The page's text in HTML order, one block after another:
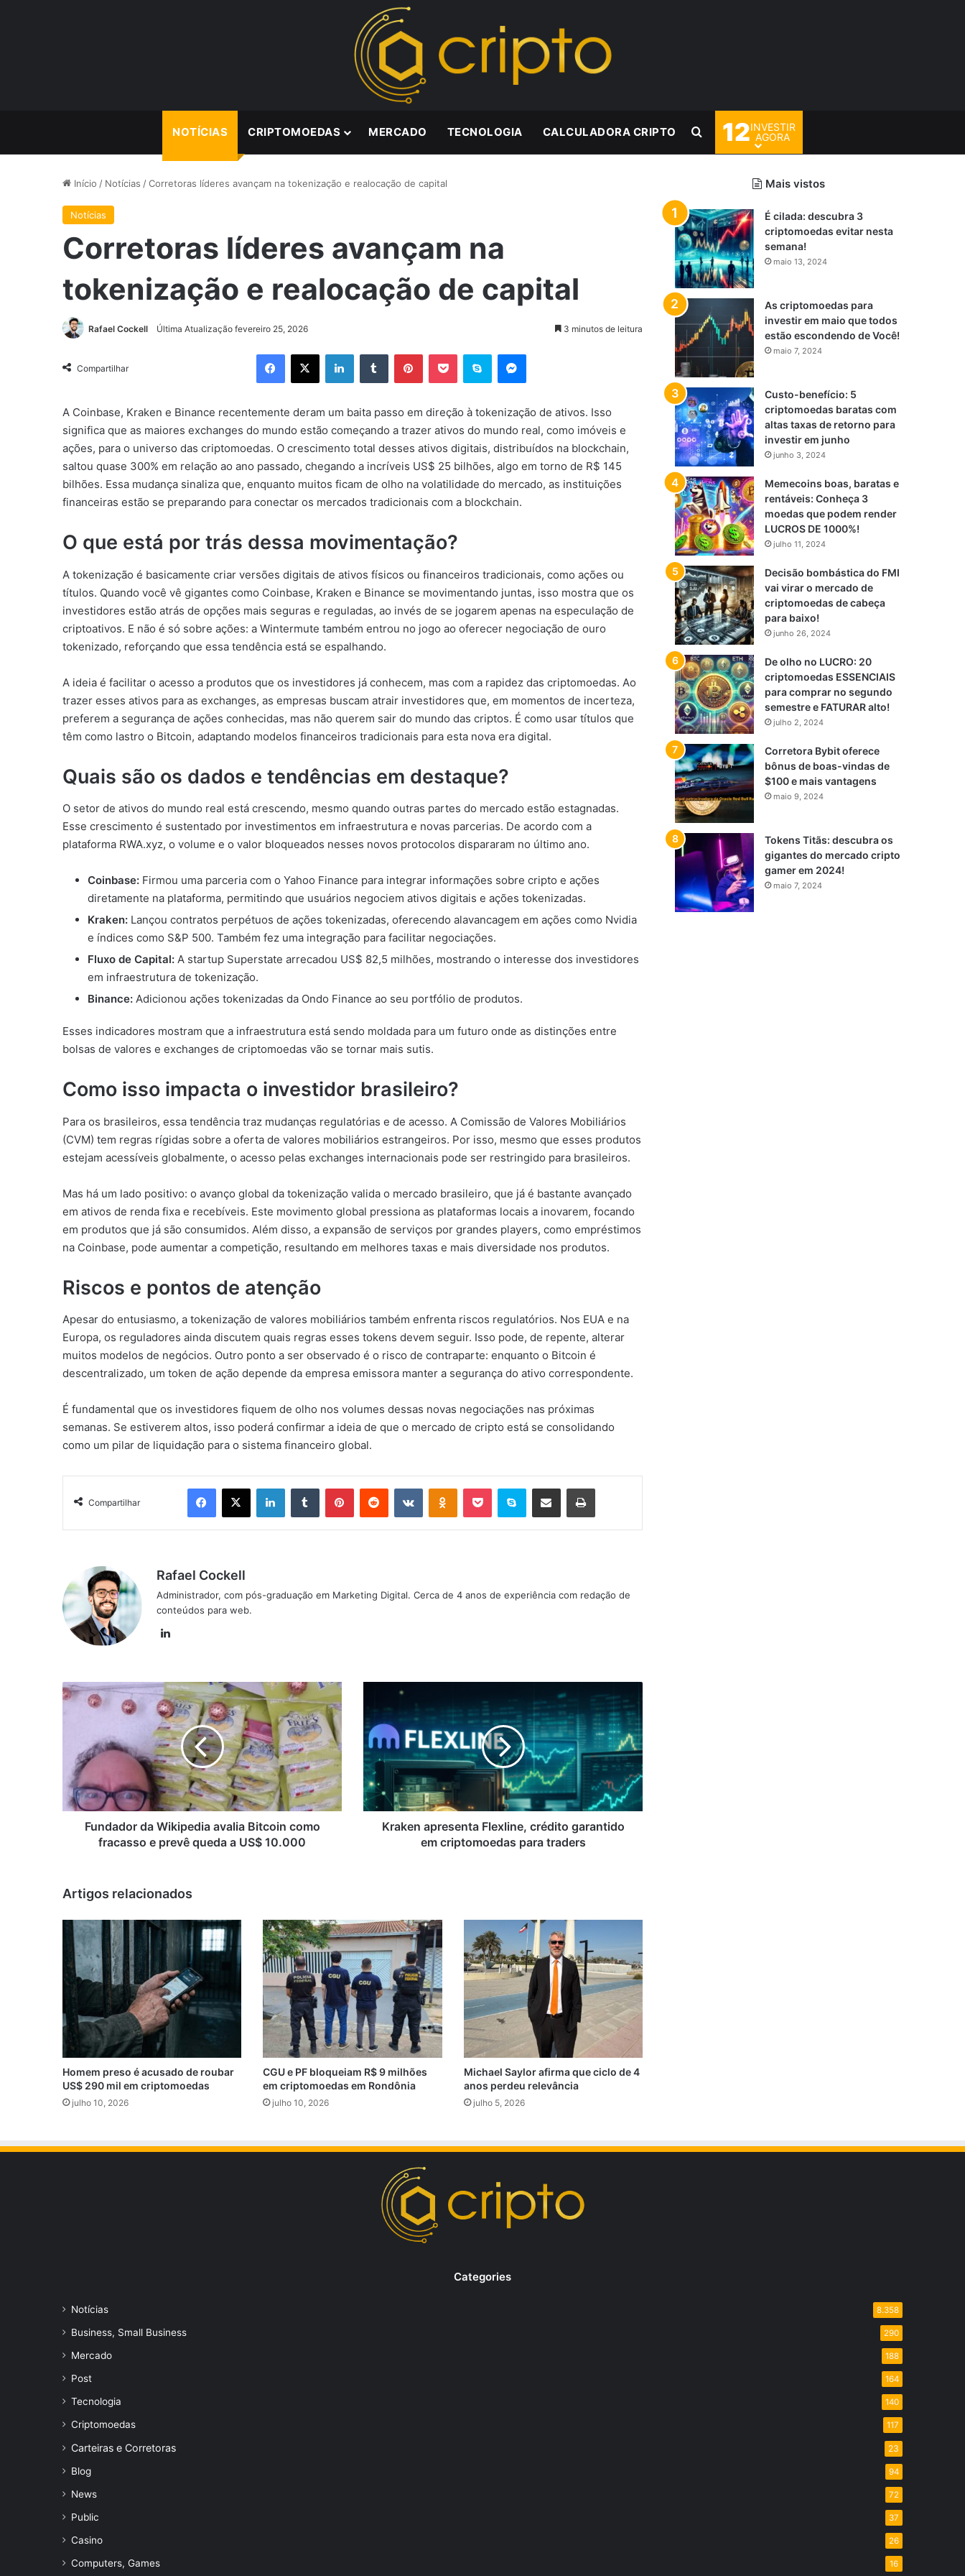
NOTÍCIAS CRIPTOMOEDAS MERCADO TECNOLOGIA CALCULADORA CRIPTO Procurar por
12INVESTIR
AGORA
Início / Notícias /Corretoras líderes avançam na tokenização e realocação de capital
Notícias
Corretoras líderes avançam na
tokenização e realocação de capital
Rafael Cockell Última Atualização fevereiro 25, 2026 3 minutos de leitura
Compartilhar
Facebook
X LinkedinTumblr PinterestPocket Skype Messenger
A Coinbase, Kraken e Binance recentemente deram um baita passo em direção à tokenização de ativos. Isso
significa que as maiores exchanges do mundo estão começando a trazer ativos do mundo real, como imóveis e
ações, para o universo das criptomoedas. O crescimento total desses ativos digitais, distribuídos na blockchain,
saltou quase 300% em relação ao ano passado, chegando a incríveis US$ 25 bilhões, algo em torno de R$ 145
bilhões. Essa mudança sinaliza que, enquanto muitos ficam de olho na volatilidade do mercado, as instituições
financeiras estão se preparando para conectar os mercados tradicionais com a blockchain.
O que está por trás dessa movimentação?
A tokenização é basicamente criar versões digitais de ativos físicos ou financeiros tradicionais, como ações ou
títulos. Quando você vê gigantes como Coinbase, Kraken e Binance se movimentando juntas, isso mostra que os
investidores estão atrás de opções mais seguras e reguladas, ao invés de se jogarem apenas na especulação de
criptoativos. E não é só sobre ações: a Wintermute também entrou no jogo ao oferecer negociação de ouro
tokenizado, reforçando que essa tendência está se espalhando.
A ideia é facilitar o acesso a produtos que os investidores já conhecem, mas com a rapidez das criptomoedas. Ao
trazer esses ativos para as exchanges, as empresas buscam atrair investidores que, em momentos de incerteza,
preferem a segurança de ações conhecidas, mas não querem sair do mundo das criptos. É como usar títulos que
têm como lastro o Bitcoin, adaptando modelos financeiros tradicionais para esta nova era digital.
Quais são os dados e tendências em destaque?
O setor de ativos do mundo real está crescendo, mesmo quando outras partes do mercado estão estagnadas.
Esse crescimento é sustentado por investimentos em infraestrutura e novas parcerias. De acordo com a
plataforma RWA.xyz, o volume e o valor bloqueados nesses novos protocolos dispararam no último ano.
Coinbase: Firmou uma parceria com o Yahoo Finance para integrar informações sobre cripto e ações
diretamente na plataforma, permitindo que usuários negociem ativos digitais e ações tokenizadas.
Kraken: Lançou contratos perpétuos de ações tokenizadas, oferecendo alavancagem em ações como Nvidia
e índices como S&P 500. Também fez uma integração para facilitar negociações.
Fluxo de Capital: A startup Superstate arrecadou US$ 82,5 milhões, mostrando o interesse dos investidores
em infraestrutura de tokenização.
Binance: Adicionou ações tokenizadas da Ondo Finance ao seu portfólio de produtos.
Esses indicadores mostram que a infraestrutura está sendo moldada para um futuro onde as distinções entre
bolsas de valores e exchanges de criptomoedas vão se tornar mais sutis.
Como isso impacta o investidor brasileiro?
Para os brasileiros, essa tendência traz mudanças regulatórias e de acesso. A Comissão de Valores Mobiliários
(CVM) tem regras rígidas sobre a oferta de valores mobiliários estrangeiros. Por isso, mesmo que esses produtos
estejam acessíveis globalmente, o acesso pelas exchanges internacionais pode ser restringido para brasileiros.
Mas há um lado positivo: o avanço global da tokenização valida o mercado brasileiro, que já é bastante avançado
em ativos de renda fixa e recebíveis. Este movimento global pressiona as plataformas locais a inovarem, focando
em produtos que já são consumidos. Além disso, a expansão de serviços por grandes players, como empréstimos
na Coinbase, pode aumentar a competição, resultando em melhores taxas e mais diversidade nos produtos.
Riscos e pontos de atenção
Apesar do entusiasmo, a tokenização de valores mobiliários também enfrenta riscos regulatórios. Nos EUA e na
Europa, os reguladores ainda discutem quais regras esses tokens devem seguir. Isso pode, de repente, alterar
muitos modelos de negócios. Outro ponto a ser observado é o risco de contraparte: enquanto o Bitcoin é
descentralizado, um token de ação depende da empresa emissora manter a segurança do ativo correspondente.
É fundamental que os investidores fiquem de olho nos volumes dessas novas negociações nas próximas
semanas. Se estiverem altos, isso poderá confirmar a ideia de que o mercado de cripto está se consolidando
como um pilar de liquidação para o sistema financeiro global.
Compartilhar
Facebook
X LinkedinTumblr PinterestReddit VK OK Pocket Skype Compartilhar via e-mail Imprimir
Rafael Cockell
Administrador, com pós-graduação em Marketing Digital. Cerca de 4 anos de experiência com redação de
conteúdos para web.
Fundador
da
Bitcoin
como
fracasso
prevê
quedaFundador da Wikipedia avalia Bitcoin como
fracasso e prevê queda a US$ 10.000
Flexline,
crédito
garantido
em
criptomoedas
para
traders
Kraken apresenta Flexline, crédito garantido
em criptomoedas para traders
Artigos relacionados
Homem preso é acusado de roubar
US$ 290 mil em criptomoedas
julho 10, 2026
CGU e PF bloqueiam R$ 9 milhões
em criptomoedas em Rondônia
julho 10, 2026
Michael Saylor afirma que ciclo de 4
anos perdeu relevância
julho 5, 2026
Mais vistos
É cilada: descubra 3
criptomoedas evitar nesta
semana!
maio 13, 2024
As criptomoedas para
investir em maio que todos
estão escondendo de Você!
maio 7, 2024
Custo-benefício: 5
criptomoedas baratas com
altas taxas de retorno para
investir em junho
junho 3, 2024
Memecoins boas, baratas e
rentáveis: Conheça 3
moedas que podem render
LUCROS DE 1000%!
julho 11, 2024
Decisão bombástica do FMI
vai virar o mercado de
criptomoedas de cabeça
para baixo!
junho 26, 2024
De olho no LUCRO: 20
criptomoedas ESSENCIAIS
para comprar no segundo
semestre e FATURAR alto!
julho 2, 2024
Corretora Bybit oferece
bônus de boas-vindas de
$100 e mais vantagens
maio 9, 2024
Tokens Titãs: descubra os
gigantes do mercado cripto
gamer em 2024!
maio 7, 2024
Categories
Notícias 8.358
Business, Small Business 290
Mercado 188
Post 164
Tecnologia 140
Criptomoedas 117
Carteiras e Corretoras 23
Blog 94
News 72
Public 37
Casino 26
Computers, Games 16